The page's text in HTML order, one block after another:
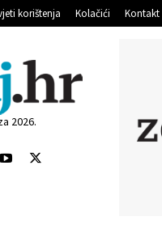
korištenja Kolačići Kontakt
2026.